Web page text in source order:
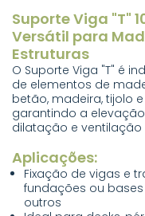
Suporte Viga "T"
Versátil para
Estruturas
O Suporte Viga "T" é
de elementos de
betão, madeira, tijolo
garantindo a
dilatação e
Aplicações:
Fixação de vigas e
fundações ou
outros